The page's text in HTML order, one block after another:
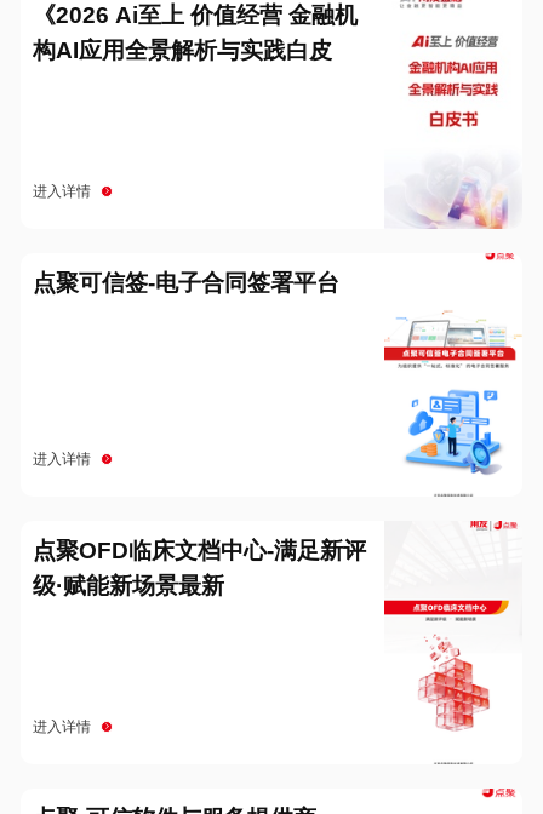
《2026 Ai至上 价值经营 金融机
构AI应用全景解析与实践白皮
进入详情
点聚可信签-电子合同签署平台
进入详情
点聚OFD临床文档中心-满足新评
级·赋能新场景最新
进入详情